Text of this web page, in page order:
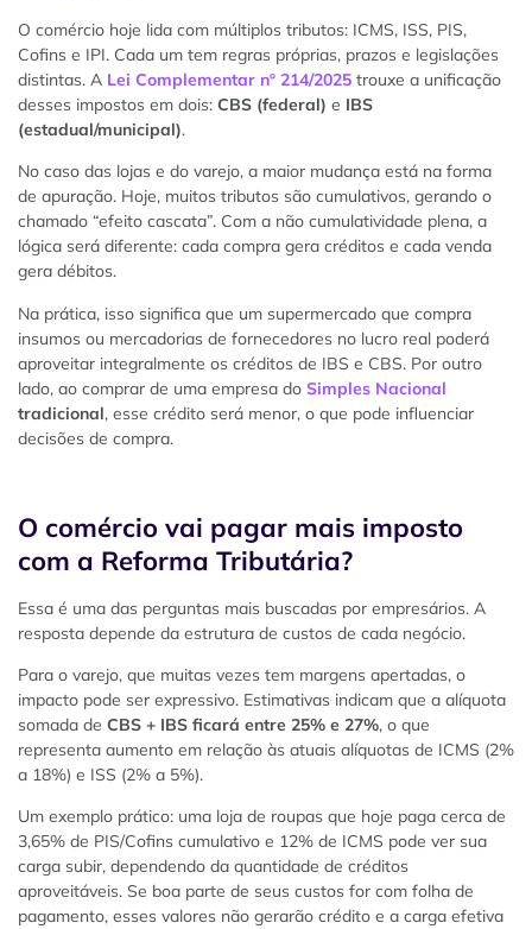
O comércio hoje lida com múltiplos tributos: ICMS, ISS, PIS,
Cofins e IPI. Cada um tem regras próprias, prazos e legislações
distintas. A Lei Complementar nº 214/2025 trouxe a unificação
desses impostos em dois: CBS (federal) e IBS
(estadual/municipal).
No caso das lojas e do varejo, a maior mudança está na forma
de apuração. Hoje, muitos tributos são cumulativos, gerando o
chamado “efeito cascata”. Com a não cumulatividade plena, a
lógica será diferente: cada compra gera créditos e cada venda
gera débitos.
Na prática, isso significa que um supermercado que compra
insumos ou mercadorias de fornecedores no lucro real poderá
aproveitar integralmente os créditos de IBS e CBS. Por outro
lado, ao comprar de uma empresa do Simples Nacional
tradicional, esse crédito será menor, o que pode influenciar
decisões de compra.
O comércio vai pagar mais imposto
com a Reforma Tributária?
Essa é uma das perguntas mais buscadas por empresários. A
resposta depende da estrutura de custos de cada negócio.
Para o varejo, que muitas vezes tem margens apertadas, o
impacto pode ser expressivo. Estimativas indicam que a alíquota
somada de CBS + IBS ficará entre 25% e 27%, o que
representa aumento em relação às atuais alíquotas de ICMS (2%
a 18%) e ISS (2% a 5%).
Um exemplo prático: uma loja de roupas que hoje paga cerca de
3,65% de PIS/Cofins cumulativo e 12% de ICMS pode ver sua
carga subir, dependendo da quantidade de créditos
aproveitáveis. Se boa parte de seus custos for com folha de
pagamento, esses valores não gerarão crédito e a carga efetiva